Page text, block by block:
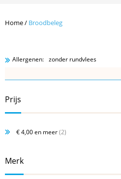
Home/ Broodbeleg
Allergenen: zonder rundvlees
Prijs
€ 4,00en meer(2)
Merk